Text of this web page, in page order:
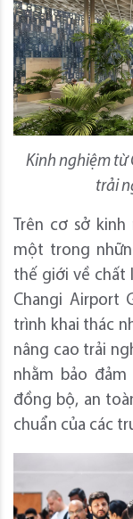
Kinh nghiệm từ
trải
Trên cơ sở
một trong
thế giới về chất
Changi Airport
trình khai thác
nâng cao trải
nhằm bảo đảm
đồng bộ, an
chuẩn của các